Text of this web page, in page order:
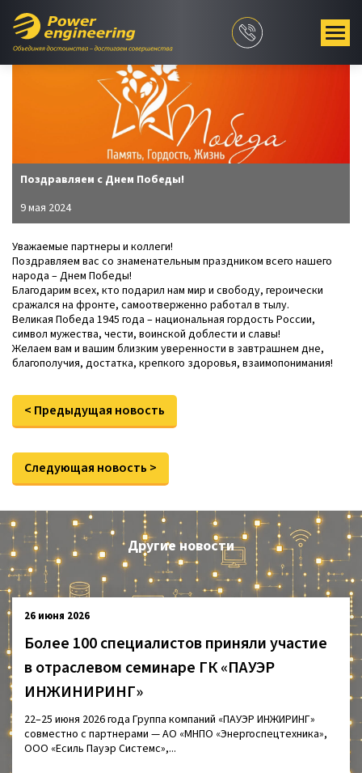
Поздравляем с Днем Победы!
9 мая 2024
Уважаемые партнеры и коллеги!
Поздравляем вас со знаменательным праздником всего нашего
народа – Днем Победы!
Благодарим всех, кто подарил нам мир и свободу, героически
сражался на фронте, самоотверженно работал в тылу.
Великая Победа 1945 года – национальная гордость России,
символ мужества, чести, воинской доблести и славы!
Желаем вам и вашим близким уверенности в завтрашнем дне,
благополучия, достатка, крепкого здоровья, взаимопонимания!
< Предыдущая новость
Следующая новость >
Другие новости
26 июня 2026
Более 100 специалистов приняли участие
в отраслевом семинаре ГК «ПАУЭР
ИНЖИНИРИНГ»
22–25 июня 2026 года Группа компаний «ПАУЭР ИНЖИРИНГ»
совместно с партнерами — АО «МНПО «Энергоспецтехника»,
ООО «Есиль Пауэр Системс»,...